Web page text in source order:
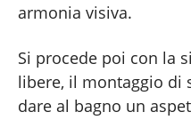
armonia visiva.
Si procede poi con la
libere, il montaggio di
dare al bagno un